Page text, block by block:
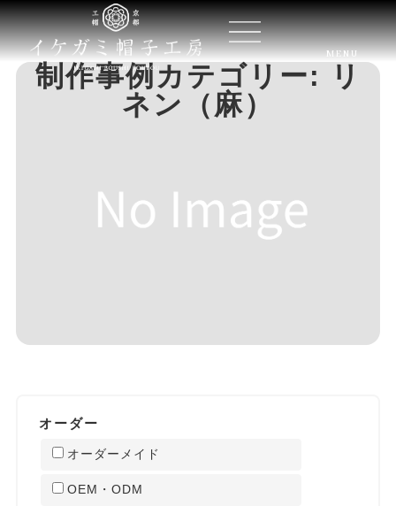
MENU
制作事例カテゴリー: リ
ネン（麻）
オーダー
オーダーメイド
OEM・ODM